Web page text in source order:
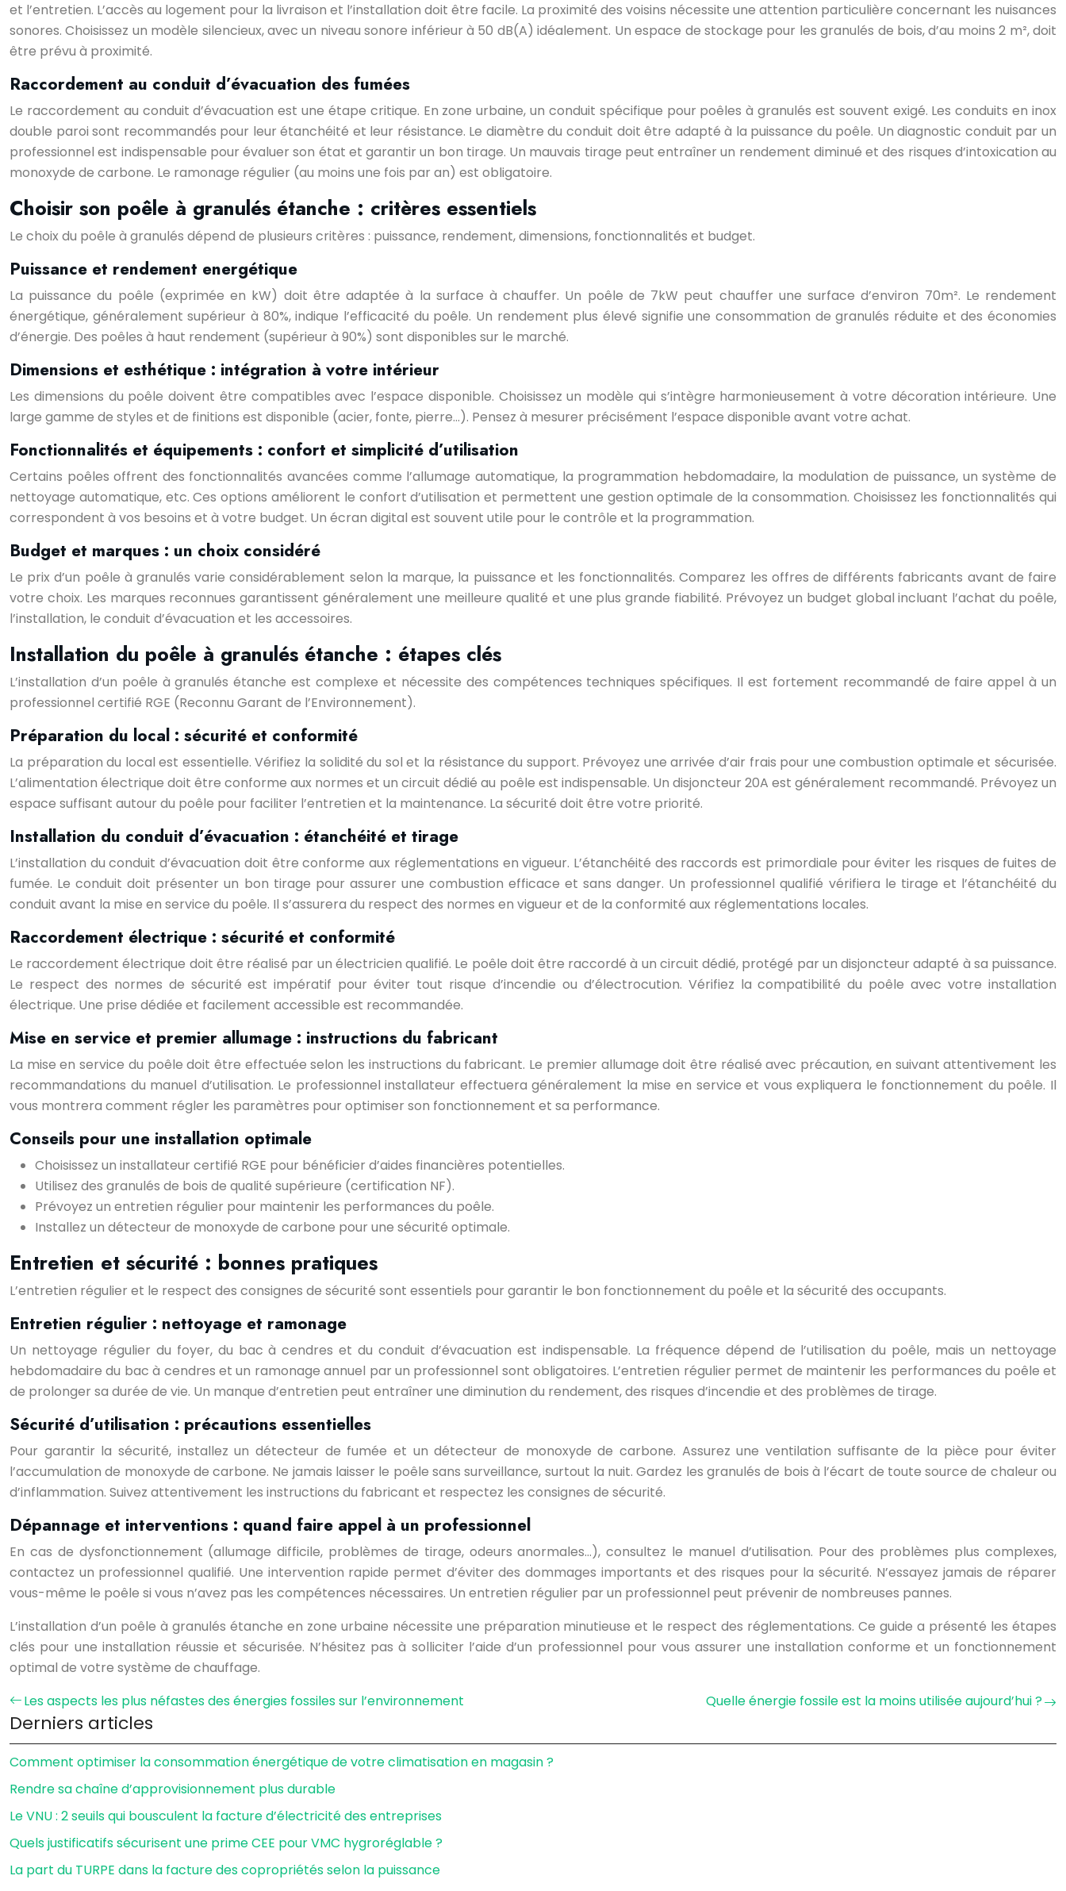
et l’entretien. L’accès au logement pour la livraison et l’installation doit être facile. La proximité des voisins nécessite une attention particulière concernant les nuisances
sonores. Choisissez un modèle silencieux, avec un niveau sonore inférieur à 50 dB(A) idéalement. Un espace de stockage pour les granulés de bois, d’au moins 2 m², doit
être prévu à proximité.
Raccordement au conduit d’évacuation des fumées
Le raccordement au conduit d’évacuation est une étape critique. En zone urbaine, un conduit spécifique pour poêles à granulés est souvent exigé. Les conduits en inox
double paroi sont recommandés pour leur étanchéité et leur résistance. Le diamètre du conduit doit être adapté à la puissance du poêle. Un diagnostic conduit par un
professionnel est indispensable pour évaluer son état et garantir un bon tirage. Un mauvais tirage peut entraîner un rendement diminué et des risques d’intoxication au
monoxyde de carbone. Le ramonage régulier (au moins une fois par an) est obligatoire.
Choisir son poêle à granulés étanche : critères essentiels
Le choix du poêle à granulés dépend de plusieurs critères : puissance, rendement, dimensions, fonctionnalités et budget.
Puissance et rendement energétique
La puissance du poêle (exprimée en kW) doit être adaptée à la surface à chauffer. Un poêle de 7kW peut chauffer une surface d’environ 70m². Le rendement
énergétique, généralement supérieur à 80%, indique l’efficacité du poêle. Un rendement plus élevé signifie une consommation de granulés réduite et des économies
d’énergie. Des poêles à haut rendement (supérieur à 90%) sont disponibles sur le marché.
Dimensions et esthétique : intégration à votre intérieur
Les dimensions du poêle doivent être compatibles avec l’espace disponible. Choisissez un modèle qui s’intègre harmonieusement à votre décoration intérieure. Une
large gamme de styles et de finitions est disponible (acier, fonte, pierre…). Pensez à mesurer précisément l’espace disponible avant votre achat.
Fonctionnalités et équipements : confort et simplicité d’utilisation
Certains poêles offrent des fonctionnalités avancées comme l’allumage automatique, la programmation hebdomadaire, la modulation de puissance, un système de
nettoyage automatique, etc. Ces options améliorent le confort d’utilisation et permettent une gestion optimale de la consommation. Choisissez les fonctionnalités qui
correspondent à vos besoins et à votre budget. Un écran digital est souvent utile pour le contrôle et la programmation.
Budget et marques : un choix considéré
Le prix d’un poêle à granulés varie considérablement selon la marque, la puissance et les fonctionnalités. Comparez les offres de différents fabricants avant de faire
votre choix. Les marques reconnues garantissent généralement une meilleure qualité et une plus grande fiabilité. Prévoyez un budget global incluant l’achat du poêle,
l’installation, le conduit d’évacuation et les accessoires.
Installation du poêle à granulés étanche : étapes clés
L’installation d’un poêle à granulés étanche est complexe et nécessite des compétences techniques spécifiques. Il est fortement recommandé de faire appel à un
professionnel certifié RGE (Reconnu Garant de l’Environnement).
Préparation du local : sécurité et conformité
La préparation du local est essentielle. Vérifiez la solidité du sol et la résistance du support. Prévoyez une arrivée d’air frais pour une combustion optimale et sécurisée.
L’alimentation électrique doit être conforme aux normes et un circuit dédié au poêle est indispensable. Un disjoncteur 20A est généralement recommandé. Prévoyez un
espace suffisant autour du poêle pour faciliter l’entretien et la maintenance. La sécurité doit être votre priorité.
Installation du conduit d’évacuation : étanchéité et tirage
L’installation du conduit d’évacuation doit être conforme aux réglementations en vigueur. L’étanchéité des raccords est primordiale pour éviter les risques de fuites de
fumée. Le conduit doit présenter un bon tirage pour assurer une combustion efficace et sans danger. Un professionnel qualifié vérifiera le tirage et l’étanchéité du
conduit avant la mise en service du poêle. Il s’assurera du respect des normes en vigueur et de la conformité aux réglementations locales.
Raccordement électrique : sécurité et conformité
Le raccordement électrique doit être réalisé par un électricien qualifié. Le poêle doit être raccordé à un circuit dédié, protégé par un disjoncteur adapté à sa puissance.
Le respect des normes de sécurité est impératif pour éviter tout risque d’incendie ou d’électrocution. Vérifiez la compatibilité du poêle avec votre installation
électrique. Une prise dédiée et facilement accessible est recommandée.
Mise en service et premier allumage : instructions du fabricant
La mise en service du poêle doit être effectuée selon les instructions du fabricant. Le premier allumage doit être réalisé avec précaution, en suivant attentivement les
recommandations du manuel d’utilisation. Le professionnel installateur effectuera généralement la mise en service et vous expliquera le fonctionnement du poêle. Il
vous montrera comment régler les paramètres pour optimiser son fonctionnement et sa performance.
Conseils pour une installation optimale
Choisissez un installateur certifié RGE pour bénéficier d’aides financières potentielles.
Utilisez des granulés de bois de qualité supérieure (certification NF).
Prévoyez un entretien régulier pour maintenir les performances du poêle.
Installez un détecteur de monoxyde de carbone pour une sécurité optimale.
Entretien et sécurité : bonnes pratiques
L’entretien régulier et le respect des consignes de sécurité sont essentiels pour garantir le bon fonctionnement du poêle et la sécurité des occupants.
Entretien régulier : nettoyage et ramonage
Un nettoyage régulier du foyer, du bac à cendres et du conduit d’évacuation est indispensable. La fréquence dépend de l’utilisation du poêle, mais un nettoyage
hebdomadaire du bac à cendres et un ramonage annuel par un professionnel sont obligatoires. L’entretien régulier permet de maintenir les performances du poêle et
de prolonger sa durée de vie. Un manque d’entretien peut entraîner une diminution du rendement, des risques d’incendie et des problèmes de tirage.
Sécurité d’utilisation : précautions essentielles
Pour garantir la sécurité, installez un détecteur de fumée et un détecteur de monoxyde de carbone. Assurez une ventilation suffisante de la pièce pour éviter
l’accumulation de monoxyde de carbone. Ne jamais laisser le poêle sans surveillance, surtout la nuit. Gardez les granulés de bois à l’écart de toute source de chaleur ou
d’inflammation. Suivez attentivement les instructions du fabricant et respectez les consignes de sécurité.
Dépannage et interventions : quand faire appel à un professionnel
En cas de dysfonctionnement (allumage difficile, problèmes de tirage, odeurs anormales…), consultez le manuel d’utilisation. Pour des problèmes plus complexes,
contactez un professionnel qualifié. Une intervention rapide permet d’éviter des dommages importants et des risques pour la sécurité. N’essayez jamais de réparer
vous-même le poêle si vous n’avez pas les compétences nécessaires. Un entretien régulier par un professionnel peut prévenir de nombreuses pannes.
L’installation d’un poêle à granulés étanche en zone urbaine nécessite une préparation minutieuse et le respect des réglementations. Ce guide a présenté les étapes
clés pour une installation réussie et sécurisée. N’hésitez pas à solliciter l’aide d’un professionnel pour vous assurer une installation conforme et un fonctionnement
optimal de votre système de chauffage.
Les aspects les plus néfastes des énergies fossiles sur l’environnement
Quelle énergie fossile est la moins utilisée aujourd’hui ?
Derniers articles
Comment optimiser la consommation énergétique de votre climatisation en magasin ?
Rendre sa chaîne d’approvisionnement plus durable
Le VNU : 2 seuils qui bousculent la facture d’électricité des entreprises
Quels justificatifs sécurisent une prime CEE pour VMC hygroréglable ?
La part du TURPE dans la facture des copropriétés selon la puissance